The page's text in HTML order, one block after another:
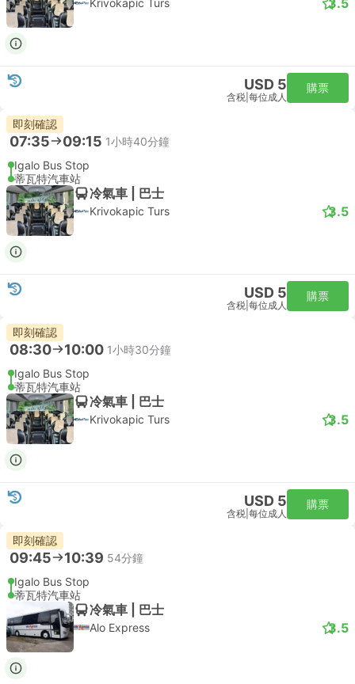
Krivokapic Turs
USD 5
含税 每位成人
購票
即刻確認
07:35 09:15 1小時40分鐘
Igalo Bus Stop
蒂瓦特汽車站
冷氣車 | 巴士
Krivokapic Turs 3.5
USD 5
含税 每位成人
購票
即刻確認
08:30 10:00 1小時30分鐘
Igalo Bus Stop
蒂瓦特汽車站
冷氣車 | 巴士
Krivokapic Turs 3.5
USD 5
含税 每位成人
購票
即刻確認
09:45 10:39 54分鐘
Igalo Bus Stop
蒂瓦特汽車站
冷氣車 | 巴士
Alo Express 3.5